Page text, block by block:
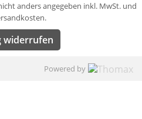
anders angegeben inkl. MwSt. und
widerrufen
Powered by